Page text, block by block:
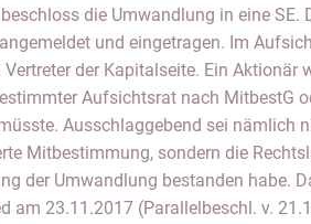
beschloss die Umwandlung in eine SE.
und eingetragen. Im
der Kapitalseite. Ein Aktionär
Aufsichtsrat nach MitbestG
Ausschlaggebend sei nämlich
Mitbestimmung, sondern die
der Umwandlung bestanden habe.
am 23.11.2017 (Parallelbeschl. v.
die vor der Umwandlung galten,
Handhabung in der Gesellschaft an
auf die abstrakte Rechtslage. §
zu Unrecht praktizierte Vorschriften
Zustand müsse vor dem
das folge aus dem
ähnlichen Fall schloss sich
38 O 15760/17, ZIP 2018, 1546)